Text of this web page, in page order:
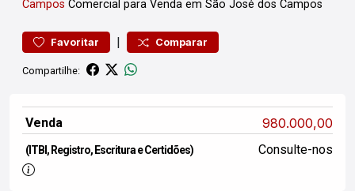
Campos Comercial para Venda em São José dos Campos
Favoritar | Comparar
Compartilhe:
Venda 980.000,00
(ITBI, Registro, Escritura e Certidões) Consulte-nos